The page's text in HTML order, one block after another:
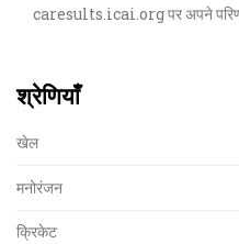
caresults.icai.org पर अपने
श्रेणियाँ
खेल
मनोरंजन
क्रिकेट